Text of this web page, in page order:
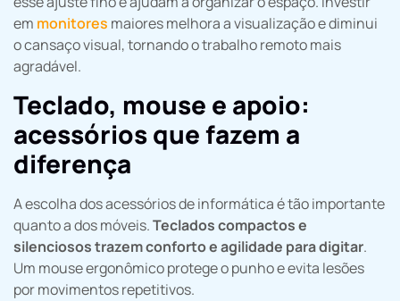
em monitores maiores melhora a visualização e diminui
o cansaço visual, tornando o trabalho remoto mais
agradável.
Teclado, mouse e apoio:
acessórios que fazem a
diferença
A escolha dos acessórios de informática é tão importante
quanto a dos móveis.Teclados compactos e
silenciosos trazem conforto e agilidade para digitar.
Um mouse ergonômico protege o punho e evita lesões
por movimentos repetitivos.